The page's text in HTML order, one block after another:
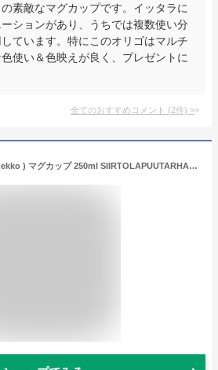
素敵なマグカップです。イッタラに
ションがあり、うちでは複数使い分
ています。特にこのオリゴはマルチ
使い＆色映えが良く、プレゼントに
全てのおすすめコメント (2件) >
マリメッコ ( marimekko ) マグカップ 250ml SIIRTOLAPUUTARHA ( シイルトラプータルハ ） 【 正規販売店 】